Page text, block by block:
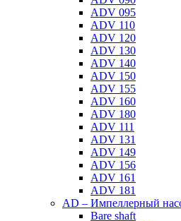
ADV 095
ADV 110
ADV 120
ADV 130
ADV 140
ADV 150
ADV 155
ADV 160
ADV 180
ADV 111
ADV 131
ADV 149
ADV 156
ADV 161
ADV 181
AD – Импеллерный
Bare shaft